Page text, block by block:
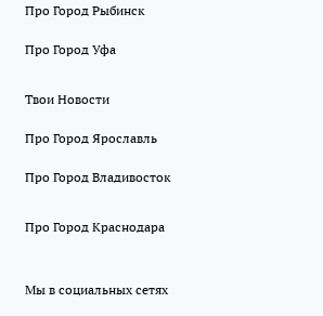
Про Город Рыбинск
Про Город Уфа
Твои Новости
Про Город Ярославль
Про Город Владивосток
Про Город Краснодара
Мы в социальных сетях